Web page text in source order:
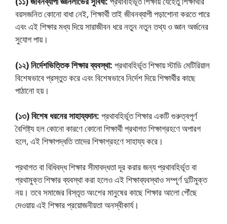
বয়সজনিত কোনাে বাধা নেই, শিক্ষার্থী তাই জীবনব্যাপী পড়াশােনা করতে পারে
এবং এই শিক্ষার মধ্য দিয়ে সারাজীবন ধরে নতুন নতুন তথ্য ও জ্ঞান অর্জনের
সুযােগ পায়।
(১২) নির্দেশভিত্তিক শিক্ষার ব্যবস্থা: প্রথাবহির্ভূত শিক্ষায় স্টাডি মেটিরিয়াল
বিশেষভাবে প্রস্তুত করে এবং বিশেষভাবে নির্দেশ দিয়ে শিক্ষার্থীর কাছে
পাঠানাে হয়।
(১৩) বিশেষ ধরনের সাহায্যদান: প্রথাবহির্ভূত শিক্ষার একটি গুরুত্বপূর্ণ
বৈশিষ্ট্য হল কোনাে কারণে কোনাে শিক্ষার্থী প্রথাগত শিক্ষাগ্রহণে অপারগ
হলে, এই শিক্ষাপদ্ধতি তাদের শিক্ষাগ্রহণে সাহায্য করে।
প্রথাগত বা বিধিবদ্ধ শিক্ষার সীমাবদ্ধতা দূর করার জন্য প্রথাবহির্ভূত বা
প্রথামুক্ত শিক্ষার ব্যবস্থা করা হলেও এই শিক্ষাব্যবস্থাও সম্পূর্ণ দুটিমুক্ত
নয়। তবে সমাজের বিস্তৃত অংশের মানুষের কাছে শিক্ষার আলো পৌঁছে
দেওয়ায় এই শিক্ষার প্রয়ােজনীয়তা অনস্বীকার্য।